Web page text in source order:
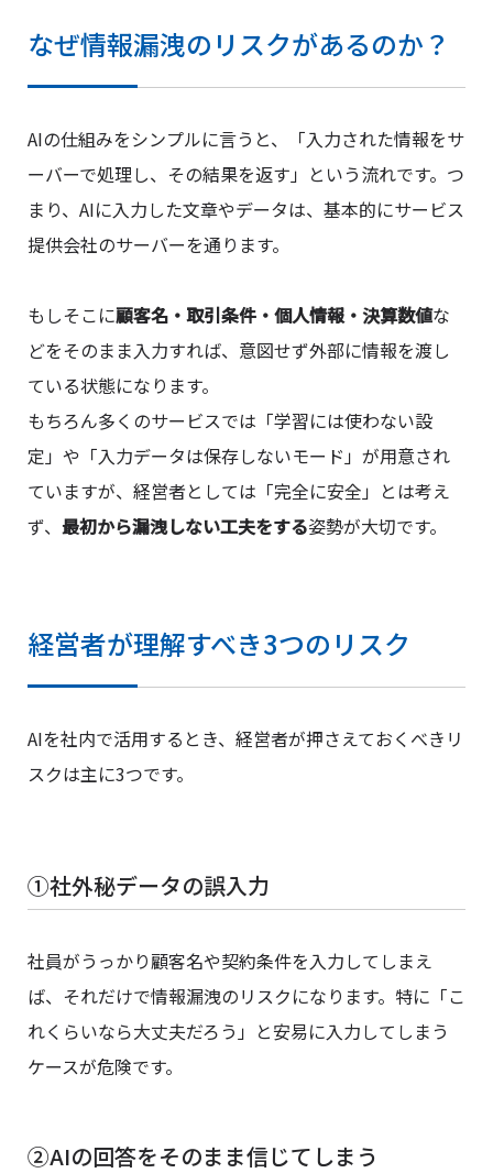
なぜ情報漏洩のリスクがあるのか？
AIの仕組みをシンプルに言うと、「入力された情報をサ
ーバーで処理し、その結果を返す」という流れです。つ
まり、AIに入力した文章やデータは、基本的にサービス
提供会社のサーバーを通ります。
もしそこに顧客名・取引条件・個人情報・決算数値な
どをそのまま入力すれば、意図せず外部に情報を渡し
ている状態になります。
もちろん多くのサービスでは「学習には使わない設
定」や「入力データは保存しないモード」が用意され
ていますが、経営者としては「完全に安全」とは考え
ず、 最初から漏洩しない工夫をする姿勢が大切です。
経営者が理解すべき3つのリスク
AIを社内で活用するとき、経営者が押さえておくべきリ
スクは主に3つです。
①社外秘データの誤入力
社員がうっかり顧客名や契約条件を入力してしまえ
ば、それだけで情報漏洩のリスクになります。特に「こ
れくらいなら大丈夫だろう」と安易に入力してしまう
ケースが危険です。
②AIの回答をそのまま信じてしまう